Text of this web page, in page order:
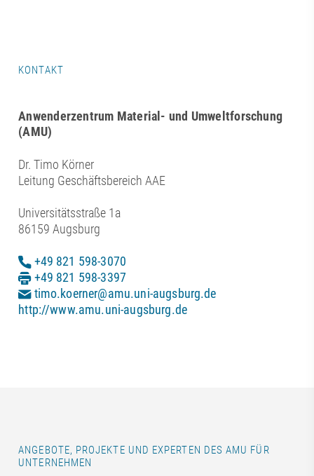
KONTAKT
Anwenderzentrum Material- und Umweltforschung
(AMU)
Dr. Timo Körner
Leitung Geschäftsbereich AAE
Universitätsstraße 1a
86159 Augsburg
+49 821 598-3070
+49 821 598-3397
timo.koerner@amu.uni-augsburg.de
http://www.amu.uni-augsburg.de
ANGEBOTE, PROJEKTE UND EXPERTEN DES AMU FÜR
UNTERNEHMEN